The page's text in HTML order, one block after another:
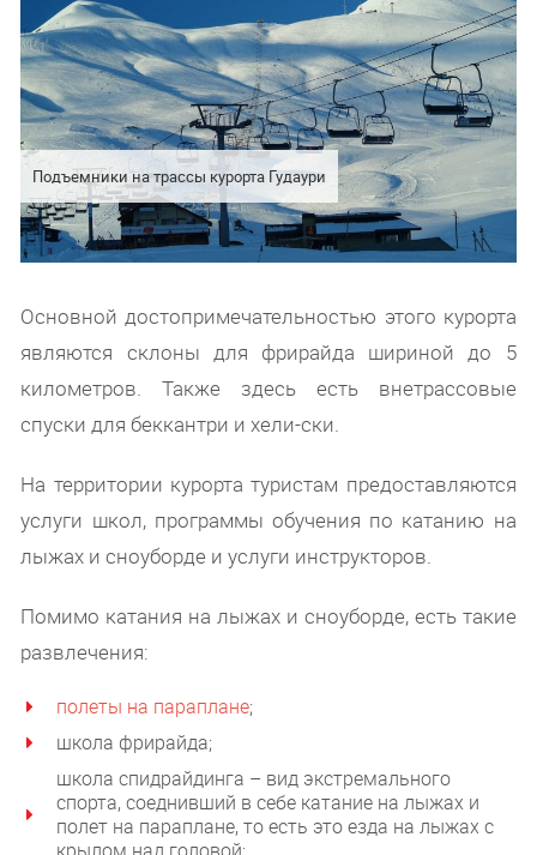
Подъемники на трассы курорта Гудаури
Основной достопримечательностью этого курорта
являются склоны для фрирайда шириной до 5
километров. Также здесь есть внетрассовые
спуски для беккантри и хели-ски.
На территории курорта туристам предоставляются
услуги школ, программы обучения по катанию на
лыжах и сноуборде и услуги инструкторов.
Помимо катания на лыжах и сноуборде, есть такие
развлечения:
полеты на параплане;
школа фрирайда;
школа спидрайдинга – вид экстремального
спорта, соеднивший в себе катание на лыжах и
полет на параплане, то есть это езда на лыжах с